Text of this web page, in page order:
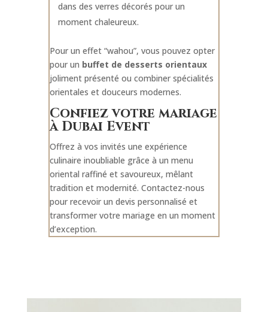
dans des verres décorés pour un
moment chaleureux.
Pour un effet “wahou”, vous pouvez opter
pour un buffet de desserts orientaux
joliment présenté ou combiner spécialités
orientales et douceurs modernes.
Confiez votre mariage
à Dubai Event
Offrez à vos invités une expérience
culinaire inoubliable grâce à un menu
oriental raffiné et savoureux, mêlant
tradition et modernité. Contactez-nous
pour recevoir un devis personnalisé et
transformer votre mariage en un moment
d’exception.